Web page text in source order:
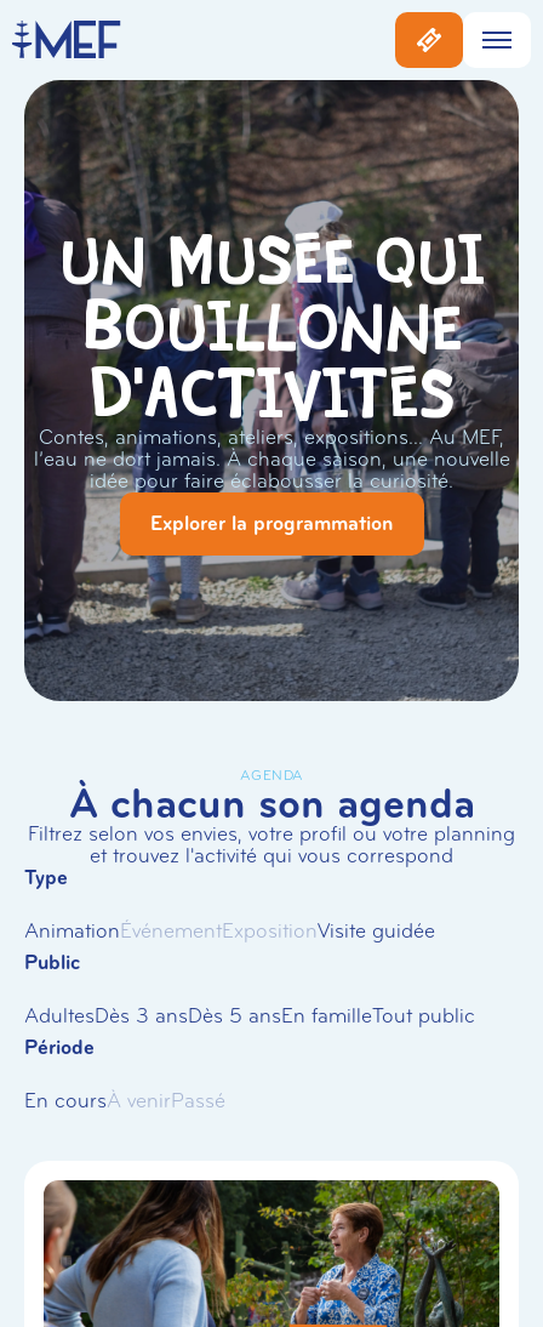
Un musée qui
bouillonne
d'activités
Contes, animations, ateliers, expositions… Au MEF,
l’eau ne dort jamais. À chaque saison, une nouvelle
idée pour faire éclabousser la curiosité.
Explorer la programmation
AGENDA
À chacun son agenda
Filtrez selon vos envies, votre profil ou votre planning
et trouvez l'activité qui vous correspond
Type
AnimationÉvénementExpositionVisite guidée
Public
AdultesDès 3 ansDès 5 ansEn familleTout public
Période
En coursÀ venirPassé